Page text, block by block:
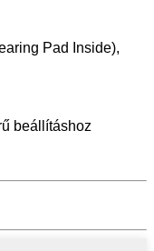
Pad Inside),
beállításhoz